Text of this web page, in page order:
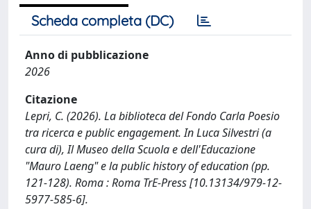
Scheda completa (DC)
Anno di pubblicazione
2026
Citazione
Lepri, C. (2026). La biblioteca del Fondo Carla Poesio
tra ricerca e public engagement. In Luca Silvestri (a
cura di), Il Museo della Scuola e dell'Educazione
"Mauro Laeng" e la public history of education (pp.
121-128). Roma : Roma TrE-Press [10.13134/979-12-
5977-585-6].